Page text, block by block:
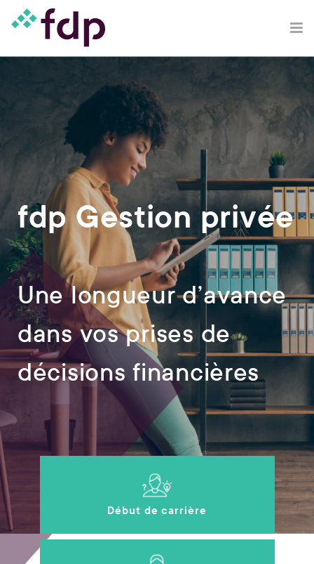
fdp Gestion privée
Une longueur d’avance
dans vos prises de
décisions financières
Début de carrière